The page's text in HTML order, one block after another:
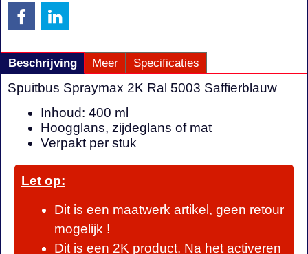
Beschrijving Meer Specificaties
Spuitbus Spraymax 2K Ral 5003 Saffierblauw
Inhoud: 400 ml
Hoogglans, zijdeglans of mat
Verpakt per stuk
Let op:
Dit is een maatwerk artikel, geen retour
mogelijk !
Dit is een 2K product. Na het activeren